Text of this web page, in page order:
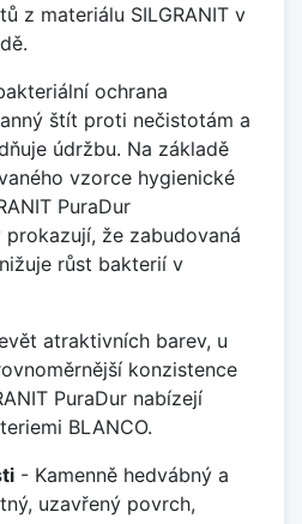
z materiálu SILGRANIT v
ochrana
štít proti nečistotám a
údržbu. Na základě
vzorce hygienické
PuraDur
že zabudovaná
růst bakterií v
atraktivních barev, u
konzistence
PuraDur nabízejí
BLANCO.
- Kamenně hedvábný a
uzavřený povrch,